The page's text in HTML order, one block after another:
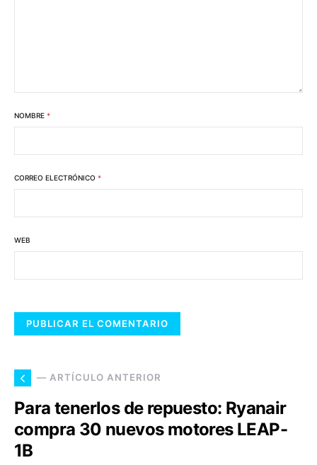
NOMBRE *
CORREO ELECTRÓNICO *
WEB
— ARTÍCULO ANTERIOR
Para tenerlos de repuesto: Ryanair
compra 30 nuevos motores LEAP-
1B